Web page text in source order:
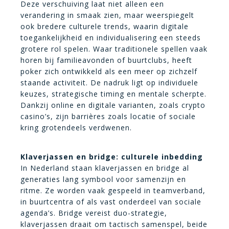
Deze verschuiving laat niet alleen een
verandering in smaak zien, maar weerspiegelt
ook bredere culturele trends, waarin digitale
toegankelijkheid en individualisering een steeds
grotere rol spelen. Waar traditionele spellen vaak
horen bij familieavonden of buurtclubs, heeft
poker zich ontwikkeld als een meer op zichzelf
staande activiteit. De nadruk ligt op individuele
keuzes, strategische timing en mentale scherpte.
Dankzij online en digitale varianten, zoals crypto
casino’s, zijn barrières zoals locatie of sociale
kring grotendeels verdwenen.
Klaverjassen en bridge: culturele inbedding
In Nederland staan klaverjassen en bridge al
generaties lang symbool voor samenzijn en
ritme. Ze worden vaak gespeeld in teamverband,
in buurtcentra of als vast onderdeel van sociale
agenda’s. Bridge vereist duo-strategie,
klaverjassen draait om tactisch samenspel, beide